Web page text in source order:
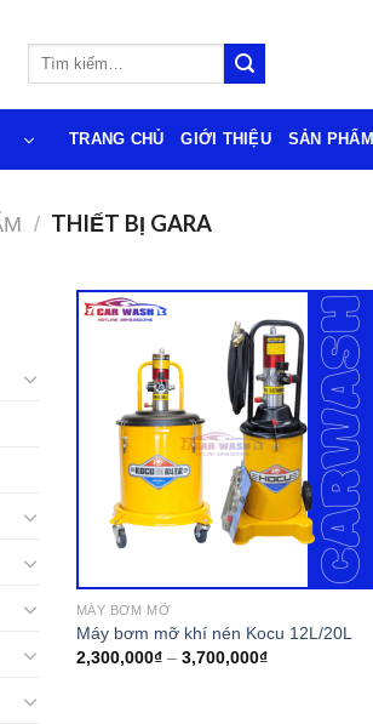
Tìm
TRANG CHỦ GIỚI THIỆU SẢN PHẨM
/ THIẾT BỊ GARA
MÁY BƠM MỠ
Máy bơm mỡ khí nén Kocu 12L/20L
2,300,000₫– 3,700,000₫